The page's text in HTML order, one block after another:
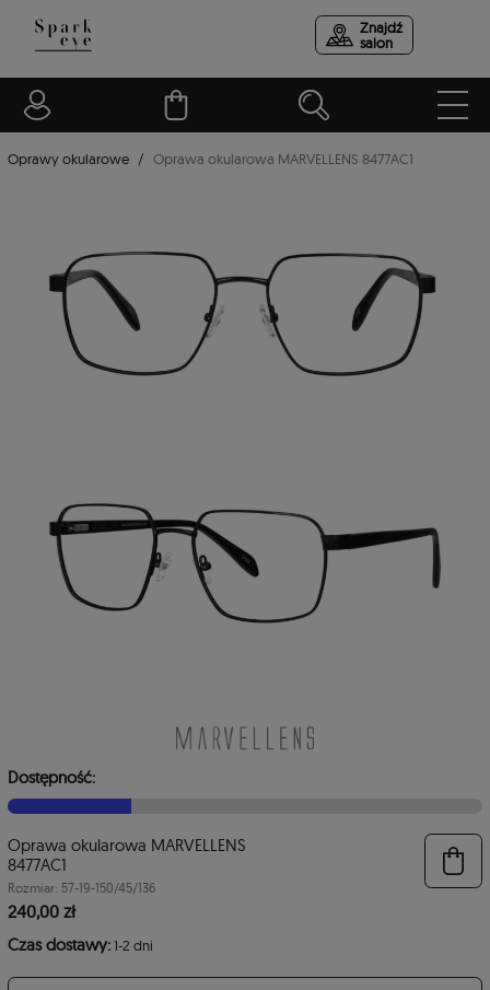
Znajdź
salon
Oprawy okularowe Oprawa okularowa MARVELLENS 8477AC1
Dostępność:
Oprawa okularowa MARVELLENS
8477AC1
Rozmiar: 57-19-150/45/136
240,00 zł
Czas dostawy: 1-2 dni